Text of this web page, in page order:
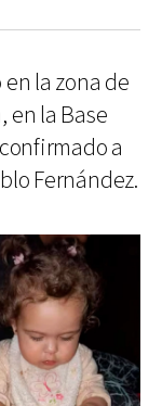
la zona de
en la Base
a
Fernández.